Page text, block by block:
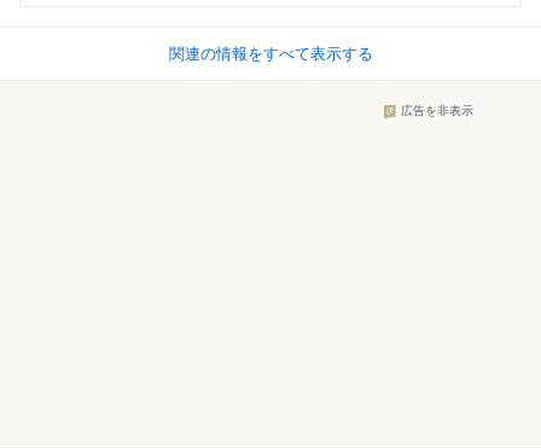
関連の情報をすべて表示する
広告を非表示